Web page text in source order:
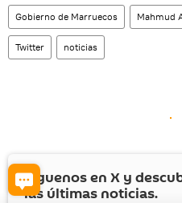
Gobierno de Marruecos Mahmud
Twitter noticias
Síguenos en X y
las últimas noticias.